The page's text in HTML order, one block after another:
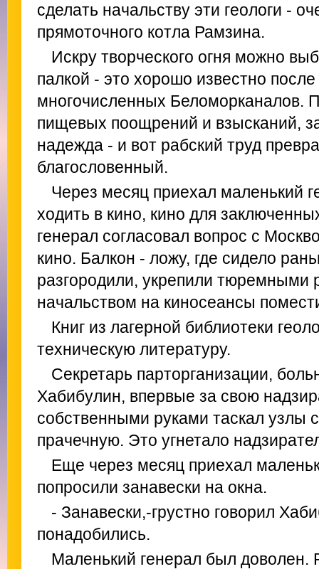
сделать начальству эти геологи -
прямоточного котла Рамзина.
Искру творческого огня можно
палкой - это хорошо известно
многочисленных Беломорканалов.
пищевых поощрений и взысканий,
надежда - и вот рабский труд
благословенный.
Через месяц приехал маленький
ходить в кино, кино для
генерал согласовал вопрос с
кино. Балкон - ложу, где сидело
разгородили, укрепили тюремными
начальством на киносеансы
Книг из лагерной библиотеки
техническую литературу.
Секретарь парторганизации,
Хабибулин, впервые за свою
собственными руками таскал узлы
прачечную. Это угнетало
Еще через месяц приехал
попросили занавески на окна.
- Занавески,-грустно говорил
понадобились.
Маленький генерал был доволен.